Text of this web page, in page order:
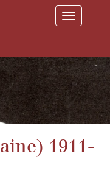
T
o
l
e
n
a
1911-